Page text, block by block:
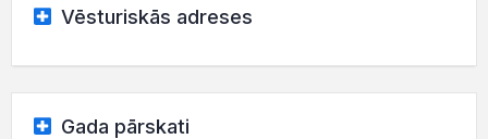
Vēsturiskās adreses
Gada pārskati